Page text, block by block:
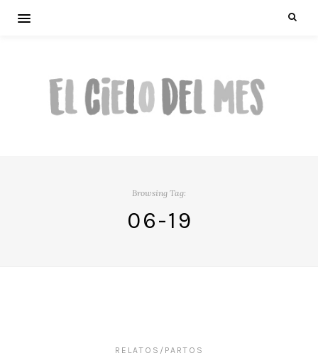
Browsing Tag:
06-19
RELATOS/PARTOS